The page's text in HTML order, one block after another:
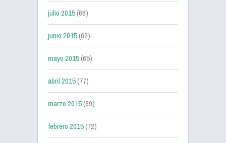
julio 2015(66)
junio 2015(62)
mayo 2015(65)
abril 2015(77)
marzo 2015(69)
febrero 2015(72)